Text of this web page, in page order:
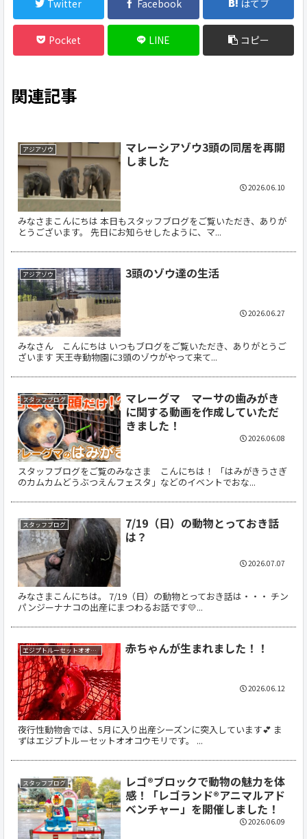
Twitter Facebook はてブ
Pocket LINE コピー
関連記事
アジアゾウ
マレーシアゾウ3頭の同居を再開
しました
みなさまこんにちは 本日もスタッフブログをご覧いただき、ありが
とうございます。 先日にお知らせしたように、マ...
2026.06.10
アジアゾウ 3頭のゾウ達の生活
みなさん こんにちは いつもブログをご覧いただき、ありがとうご
ざいます 天王寺動物園に3頭のゾウがやって来て...
2026.06.27
スタッフブログ
マレーグマ マーサの歯みがき
に関する動画を作成していただ
きました！
スタッフブログをご覧のみなさま こんにちは！ 「はみがきうさぎ
のカムカムどうぶつえんフェスタ」などのイベントでおな...
2026.06.08
スタッフブログ
7/19（日）の動物とっておき話
は？
みなさまこんにちは。 7/19（日）の動物とっておき話は・・・ チン
パンジーナナコの出産にまつわるお話です💛...
2026.07.07
エジプトルーセットオオコウモリ 赤ちゃんが生まれました！！
夜行性動物舎では、5月に入り出産シーズンに突入しています💕 ま
ずはエジプトルーセットオオコウモリです。 ...
2026.06.12
スタッフブログ
レゴ®ブロックで動物の魅力を体
感！「レゴランド®アニマルアド
ベンチャー」を開催しました！
2026.06.09